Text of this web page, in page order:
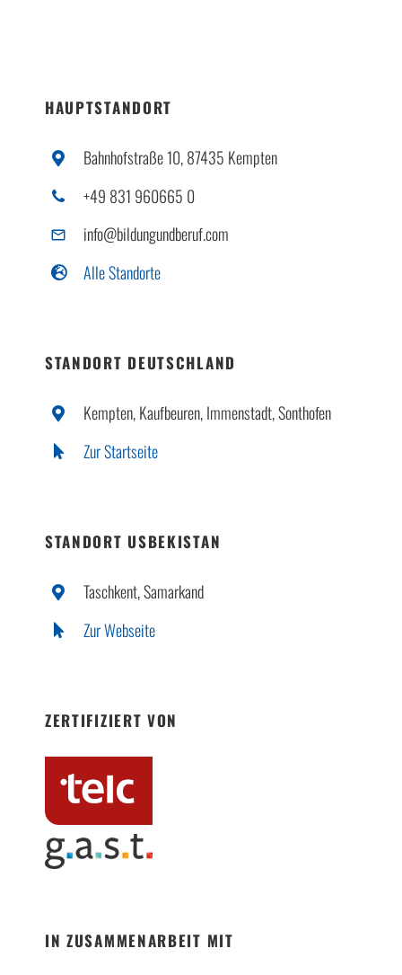
HAUPTSTANDORT
Bahnhofstraße 10, 87435 Kempten
+49 831 960665 0
info@bildungundberuf.com
Alle Standorte
STANDORT DEUTSCHLAND
Kempten, Kaufbeuren, Immenstadt, Sonthofen
Zur Startseite
STANDORT USBEKISTAN
Taschkent, Samarkand
Zur Webseite
ZERTIFIZIERT VON
IN ZUSAMMENARBEIT MIT